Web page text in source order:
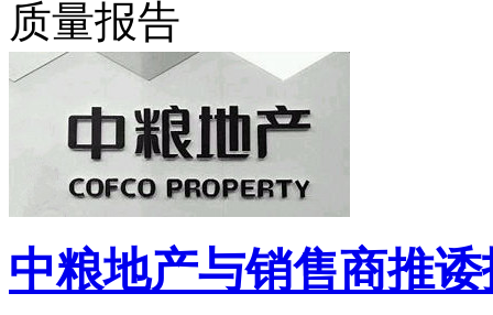
质量报告
中粮地产与销售商推